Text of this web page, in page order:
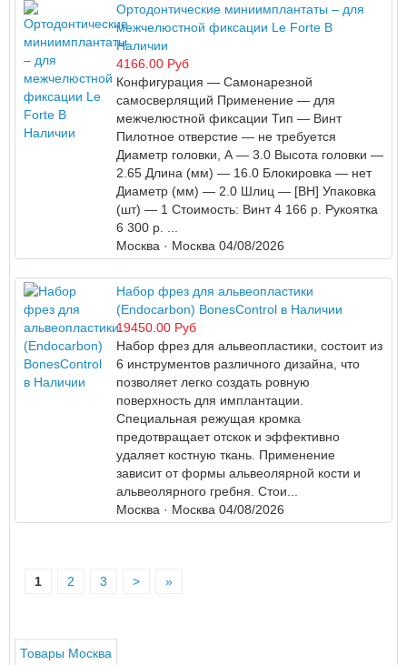
Ортодонтические миниимплантаты – для
межчелюстной фиксации Le Forte В
Наличии
4166.00 Руб
Конфигурация — Самонарезной
самосверлящий Применение — для
межчелюстной фиксации Тип — Винт
Пилотное отверстие — не требуется
Диаметр головки, А — 3.0 Высота головки —
2.65 Длина (мм) — 16.0 Блокировка — нет
Диаметр (мм) — 2.0 Шлиц — [BH] Упаковка
(шт) — 1 Стоимость: Винт 4 166 р. Рукоятка
6 300 р. ...
Москва · Москва 04/08/2026
Набор фрез для альвеопластики
(Endocarbon) BonesControl в Наличии
19450.00 Руб
Набор фрез для альвеопластики, состоит из
6 инструментов различного дизайна, что
позволяет легко создать ровную
поверхность для имплантации.
Специальная режущая кромка
предотвращает отскок и эффективно
удаляет костную ткань. Применение
зависит от формы альвеолярной кости и
альвеолярного гребня. Стои...
Москва · Москва 04/08/2026
1 2 3 > »
Товары Москва